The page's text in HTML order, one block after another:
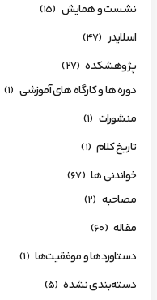
نشست و همایش (15)
اسلایدر (47)
پژوهشکده (27)
دوره ها و کارگاه های آموزشی (1)
منشورات (1)
تاریخ کلام (1)
خواندنی ها (67)
مصاحبه (2)
مقاله (60)
دستاوردها و موفقیت‌ها (1)
دسته‌بندی نشده (5)